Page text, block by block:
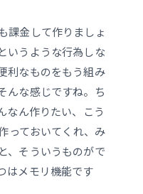
課金して作りましょ
いうような行為しな
利なものをもう組み
んな感じですね。ち
なん作りたい、こう
っておいてくれ、み
、そういうものがで
はメモリ機能です